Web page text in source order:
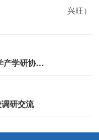
兴旺）
三航引领 科产融合：西北工业大学产学研协同四川行活动举行
研交流